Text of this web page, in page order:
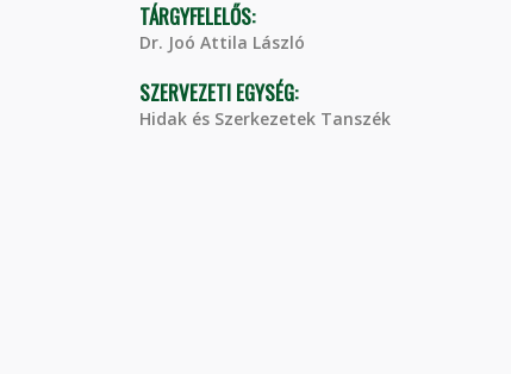
TÁRGYFELELŐS:
Dr. Joó Attila László
SZERVEZETI EGYSÉG:
Hidak és Szerkezetek Tanszék